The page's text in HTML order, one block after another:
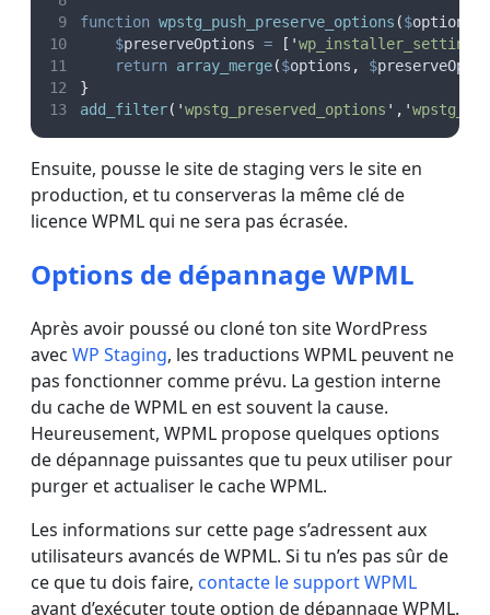
function wpstg_push_preserve_options ($options
$preserveOptions = [ 'wp_installer_settings
return array_merge($options , $
}
add_filter( 'wpstg_preserved_options ' , '
Ensuite, pousse le site de staging vers le site en
production, et tu conserveras la même clé de
licence WPML qui ne sera pas écrasée.
Options de dépannage WPML
Après avoir poussé ou cloné ton site WordPress
avec WP Staging, les traductions WPML peuvent ne
pas fonctionner comme prévu. La gestion interne
du cache de WPML en est souvent la cause.
Heureusement, WPML propose quelques options
de dépannage puissantes que tu peux utiliser pour
purger et actualiser le cache WPML.
Les informations sur cette page s’adressent aux
utilisateurs avancés de WPML. Si tu n’es pas sûr de
ce que tu dois faire, contacte le support WPML
avant d’exécuter toute option de dépannage WPML.